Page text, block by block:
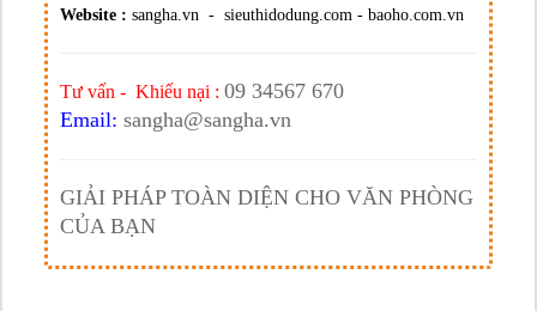
Website : sangha.vn - sieuthidodung.com - baoho.com.vn
Tư vấn - Khiếu nại : 09 34567 670
Email: sangha@sangha.vn
GIẢI PHÁP TOÀN DIỆN CHO VĂN PHÒNG
CỦA BẠN